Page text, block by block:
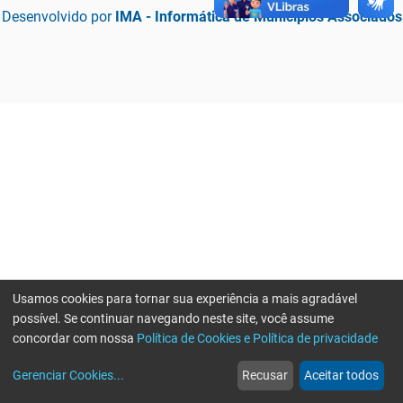
Desenvolvido por IMA - Informática de Municípios Associados
web
Notícias
more_horiz
Mais
Usamos cookies para tornar sua experiência a mais agradável
possível. Se continuar navegando neste site, você assume
concordar com nossa Política de Cookies e Política de privacidade
Gerenciar Cookies... Recusar Aceitar todos
Erro ao enviar informações, por favor tente novamente